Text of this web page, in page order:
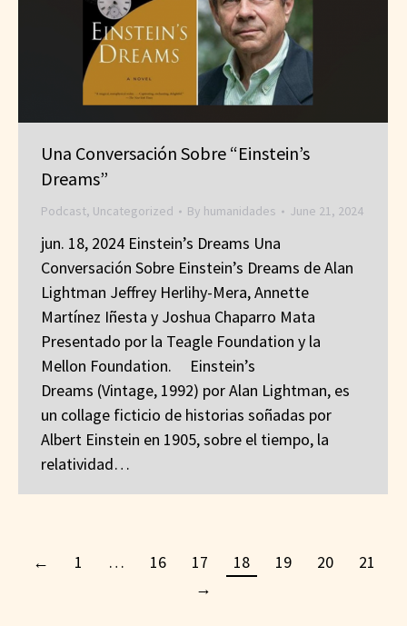
Una Conversación Sobre “Einstein’s
Dreams”
Podcast, Uncategorized By humanidades June 21, 2024
jun. 18, 2024 Einstein’s Dreams Una
Conversación Sobre Einstein’s Dreams de Alan
Lightman Jeffrey Herlihy-Mera, Annette
Martínez Iñesta y Joshua Chaparro Mata
Presentado por la Teagle Foundation y la
Mellon Foundation. Einstein’s
Dreams (Vintage, 1992) por Alan Lightman, es
un collage ficticio de historias soñadas por
Albert Einstein en 1905, sobre el tiempo, la
relatividad…
← 1 … 16 17 18 19 20
21
→